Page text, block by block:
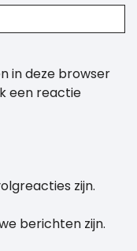
in deze browser
een reactie
zijn.
berichten zijn.